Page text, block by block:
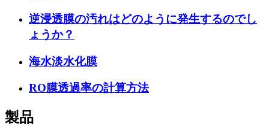
逆浸透膜の汚れはどのように発生するのでし
ょうか？
海水淡水化膜
RO膜透過率の計算方法
製品